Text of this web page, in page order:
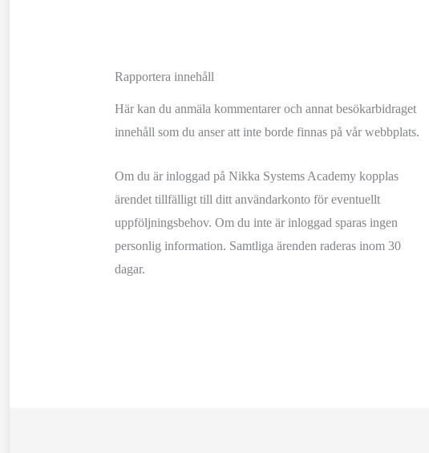
Rapportera innehåll
Här kan du anmäla kommentarer och annat besökarbidraget
innehåll som du anser att inte borde finnas på vår webbplats.
Om du är inloggad på Nikka Systems Academy kopplas
ärendet tillfälligt till ditt användarkonto för eventuellt
uppföljningsbehov. Om du inte är inloggad sparas ingen
personlig information. Samtliga ärenden raderas inom 30
dagar.